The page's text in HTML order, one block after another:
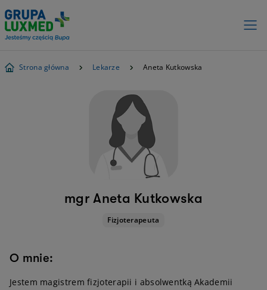
Strona główna Lekarze Aneta Kutkowska
mgr Aneta Kutkowska
Fizjoterapeuta
O mnie:
Jestem magistrem fizjoterapii i absolwentką Akademii